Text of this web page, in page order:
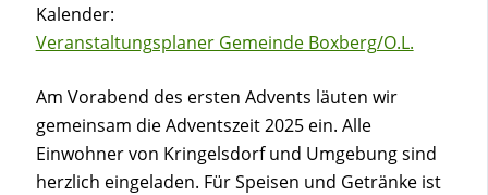
Kalender:
Veranstaltungsplaner Gemeinde Boxberg/O.L.
Am Vorabend des ersten Advents läuten wir
gemeinsam die Adventszeit 2025 ein. Alle
Einwohner von Kringelsdorf und Umgebung sind
herzlich eingeladen. Für Speisen und Getränke ist